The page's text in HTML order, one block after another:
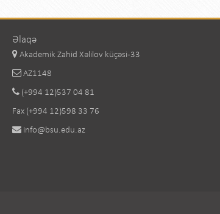
Əlaqə
Akademik Zahid Xəlilov küçəsi-33
AZ1148
(+994 12)537 04 81
Fax (+994 12)598 33 76
info@bsu.edu.az